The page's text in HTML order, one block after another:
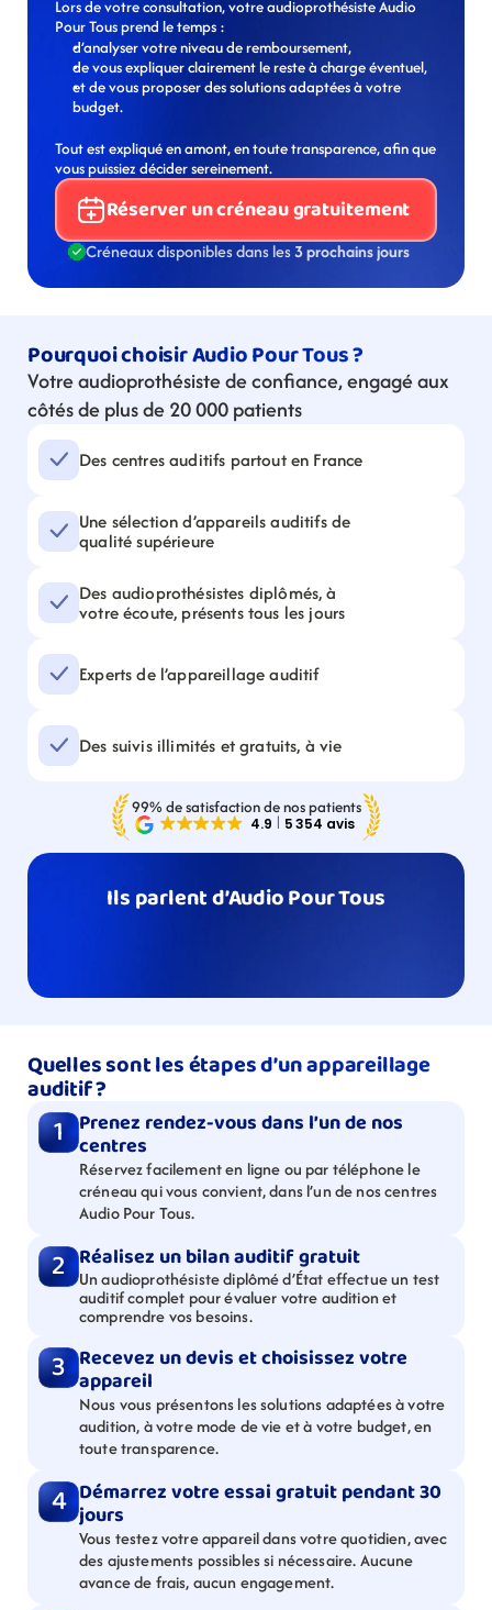
Lors de votre consultation, votre audioprothésiste Audio
Pour Tous prend le temps :
d’analyser votre niveau de remboursement,
de vous expliquer clairement le reste à charge éventuel,
et de vous proposer des solutions adaptées à votre
budget.
Tout est expliqué en amont, en toute transparence, afin que
vous puissiez décider sereinement.
Réserver un créneau gratuitement
Créneaux disponibles dans les 3 prochains jours
Pourquoi choisir Audio Pour Tous ?
Votre audioprothésiste de confiance, engagé aux
côtés de plus de 20 000 patients
Des centres auditifs partout en France
Une sélection d’appareils auditifs de
qualité supérieure
Des audioprothésistes diplômés, à
votre écoute, présents tous les jours
Experts de l’appareillage auditif
Des suivis illimités et gratuits, à vie
99% de satisfaction de nos patients
Ils parlent d’Audio Pour Tous
Quelles sont les étapes d’un appareillage
auditif ?
1 Prenez rendez-vous dans l’un de nos
centres
Réservez facilement en ligne ou par téléphone le
créneau qui vous convient, dans l’un de nos centres
Audio Pour Tous.
2 Réalisez un bilan auditif gratuit
Un audioprothésiste diplômé d’État effectue un test
auditif complet pour évaluer votre audition et
comprendre vos besoins.
3 Recevez un devis et choisissez votre
appareil
Nous vous présentons les solutions adaptées à votre
audition, à votre mode de vie et à votre budget, en
toute transparence.
4 Démarrez votre essai gratuit pendant 30
jours
Vous testez votre appareil dans votre quotidien, avec
des ajustements possibles si nécessaire. Aucune
avance de frais, aucun engagement.